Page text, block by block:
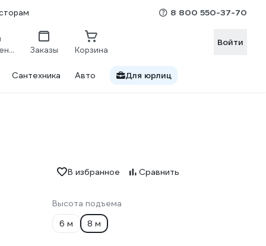
8 800 550-37-70
Сравнение Заказы Корзина
Войти
Сантехника Авто Для юрлиц
В избранное Сравнить
Высота подъема
6 м
8 м